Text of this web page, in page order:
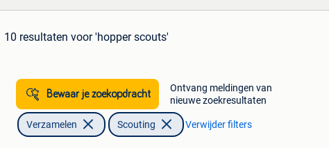
10 resultaten voor 'hopper scouts'
Bewaar je zoekopdracht
Ontvang meldingen van
nieuwe zoekresultaten
Verzamelen Scouting Verwijder filters